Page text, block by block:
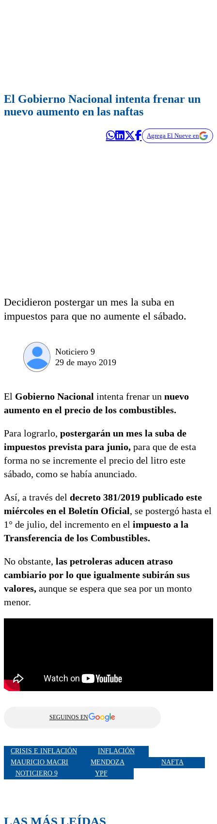
El Gobierno Nacional intenta frenar un
nuevo aumento en las naftas
Agrega El Nueve en
Decidieron postergar un mes la suba en
impuestos para que no aumente el sábado.
Noticiero 9
29 de mayo 2019
El Gobierno Nacional intenta frenar un nuevo
aumento en el precio de los combustibles.
Para lograrlo, postergarán un mes la suba de
impuestos prevista para junio, para que de esta
forma no se incremente el precio del litro este
sábado, como se había anunciado.
Así, a través del decreto 381/2019 publicado este
miércoles en el Boletín Oficial, se postergó hasta el
1° de julio, del incremento en el impuesto a la
Transferencia de los Combustibles.
No obstante, las petroleras aducen atraso
cambiario por lo que igualmente subirán sus
valores, aunque se espera que sea por un monto
menor.
SEGUINOS EN
CRISIS E INFLACIÓN
INFLACIÓN
MAURICIO MACRI
MENDOZA
NAFTA
NOTICIERO 9
YPF
LAS MÁS LEÍDAS